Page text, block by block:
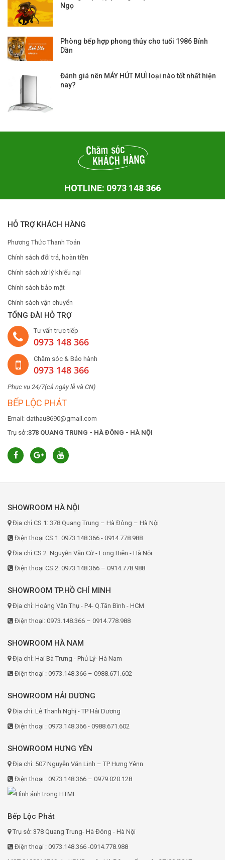
Ngọ
Phòng bếp hợp phong thủy cho tuổi 1986 Bính
Dần
Đánh giá nên MÁY HÚT MUÌ loại nào tốt nhất hiện
nay?
HOTLINE: 0973 148 366
HỖ TRỢ KHÁCH HÀNG
Phương Thức Thanh Toán
Chính sách đổi trả, hoàn tiền
Chính sách xử lý khiếu nại
Chính sách bảo mật
Chính sách vận chuyển
TỔNG ĐÀI HỖ TRỢ
Tư vấn trực tiếp
0973 148 366
Chăm sóc & Bảo hành
0973 148 366
Phục vụ 24/7(cả ngày lễ và CN)
BẾP LỘC PHÁT
Email: dathau8690@gmail.com
Trụ sở :378 QUANG TRUNG - HÀ ĐÔNG - HÀ NỘI
SHOWROOM HÀ NỘI
Địa chỉ CS 1: 378 Quang Trung – Hà Đông – Hà Nội
Điện thoại CS 1: 0973.148.366 - 0914.778.988
Địa chỉ CS 2: Nguyễn Văn Cừ - Long Biên - Hà Nội
Điện thoại CS 2: 0973.148.366 – 0914.778.988
SHOWROOM TP.HỒ CHÍ MINH
Địa chỉ: Hoàng Văn Thụ - P4- Q.Tân Bình - HCM
Điện thoại: 0973.148.366 – 0914.778.988
SHOWROOM HÀ NAM
Địa chỉ: Hai Bà Trưng - Phủ Lý- Hà Nam
Điện thoại : 0973.148.366 – 0988.671.602
SHOWROOM HẢI DƯƠNG
Địa chỉ: Lê Thanh Nghị - TP Hải Dương
Điện thoại : 0973.148.366 - 0988.671.602
SHOWROOM HƯNG YÊN
Địa chỉ: 507 Nguyễn Văn Linh – TP Hưng Yênn
Điện thoại : 0973.148.366 – 0979.020.128
Bếp Lộc Phát
Trụ sở: 378 Quang Trung- Hà Đông - Hà Nội
Điện thoại : 0973.148.366 -0914.778.988